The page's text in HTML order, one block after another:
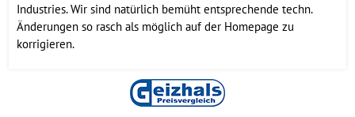
Industries. Wir sind natürlich bemüht entsprechende techn.
Änderungen so rasch als möglich auf der Homepage zu
korrigieren.